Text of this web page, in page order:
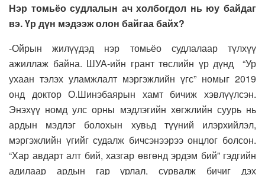
Нэр томьёо судлалын ач холбогдол нь юу байдаг
вэ. Үр дүн мэдээж олон байгаа байх?
-Ойрын жилүүдэд нэр томьёо судлалаар түлхүү
ажиллаж байна. ШУА-ийн грант төслийн үр дүнд “Ур
ухаан тэлэх уламжлалт мэргэжлийн үгс” номыг 2019
онд доктор О.Шинэбаярын хамт бичиж хэвлүүлсэн.
Энэхүү номд улс орны мэдлэгийн хөгжлийн суурь нь
ардын мэдлэг болохын хувьд түүний илэрхийлэл,
мэргэжлийн үгийг судалж бичсэнээрээ онцлог болсон.
“Хар авдарт алт бий, хазгар өвгөнд эрдэм бий” гэдгийн
адилаар ардын гар урлал, сурвалж бичиг дэх